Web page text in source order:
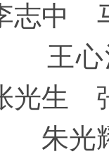
志中
王
光生
朱光